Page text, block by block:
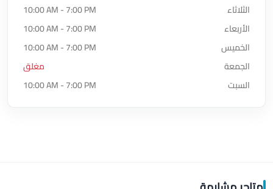
الثلاثاء
10:00 AM - 7:00 PM
الأربعاء
10:00 AM - 7:00 PM
الخميس
10:00 AM - 7:00 PM
الجمعة
مغلق
السبت
10:00 AM - 7:00 PM